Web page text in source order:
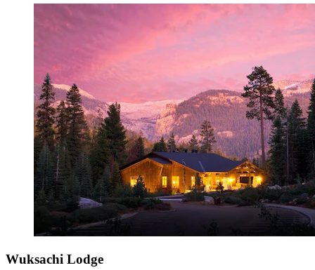
Wuksachi Lodge